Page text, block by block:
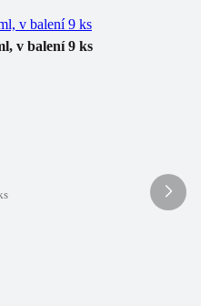
v balení 9 ks